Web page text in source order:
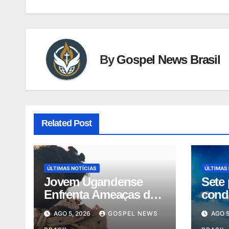
ByGospel News Brasil
Related Post
ÚLTIMAS NOTÍCIAS
Jovem Ugandense
Enfrenta Ameaças de
Morte Após Converter-
se ao Cr…
AGO 5, 2026 GOSPEL NEWS
ÚLTIMAS
Sete
naAGO